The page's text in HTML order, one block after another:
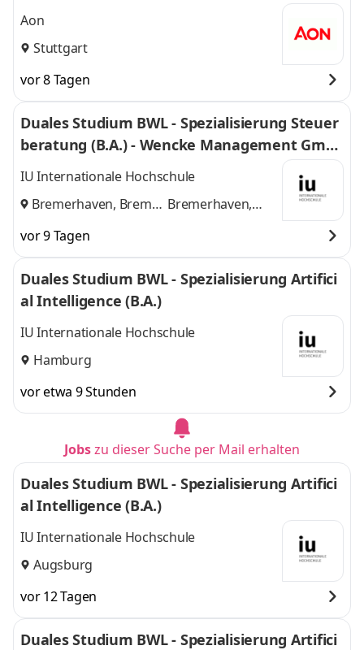
Aon
Stuttgart
vor 8 Tagen
Duales Studium BWL - Spezialisierung Steuer
beratung (B.A.) - Wencke Management Gmb
H
IU Internationale Hochschule
Bremerhaven, Bremen Bremerhaven,
vor 9 Tagen
Duales Studium BWL - Spezialisierung Artifici
al Intelligence (B.A.)
IU Internationale Hochschule
Hamburg
vor etwa 9 Stunden
Jobszu dieser Suche per Mail erhalten
Duales Studium BWL - Spezialisierung Artifici
al Intelligence (B.A.)
IU Internationale Hochschule
Augsburg
vor 12 Tagen
Duales Studium BWL - Spezialisierung Artifici